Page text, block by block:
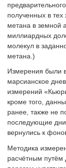
полученных в
метана в земной
миллиардных
молекул в
метана.)
Измерения были
марсианское
измерений
кроме того,
ранее, также не
последующие дни
вернулись к
Методика
расчётным путём